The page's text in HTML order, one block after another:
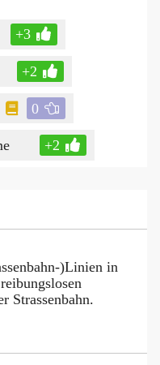
+3
+2
0
+2
)Linien in
Strassenbahn.